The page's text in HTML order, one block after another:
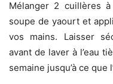
Mélanger 2 cuillères
soupe de yaourt et
vos mains. Laisser
avant de laver à l’eau
semaine jusqu’à ce